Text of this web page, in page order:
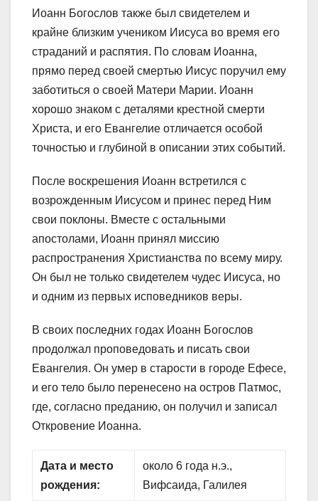
Иоанн Богослов также был свидетелем и
крайне близким учеником Иисуса во время его
страданий и распятия. По словам Иоанна,
прямо перед своей смертью Иисус поручил ему
заботиться о своей Матери Марии. Иоанн
хорошо знаком с деталями крестной смерти
Христа, и его Евангелие отличается особой
точностью и глубиной в описании этих событий.
После воскрешения Иоанн встретился с
возрожденным Иисусом и принес перед Ним
свои поклоны. Вместе с остальными
апостолами, Иоанн принял миссию
распространения Христианства по всему миру.
Он был не только свидетелем чудес Иисуса, но
и одним из первых исповедников веры.
В своих последних годах Иоанн Богослов
продолжал проповедовать и писать свои
Евангелия. Он умер в старости в городе Ефесе,
и его тело было перенесено на остров Патмос,
где, согласно преданию, он получил и записал
Откровение Иоанна.
Дата и место
рождения:
около 6 года н.э.,
Вифсаида, Галилея